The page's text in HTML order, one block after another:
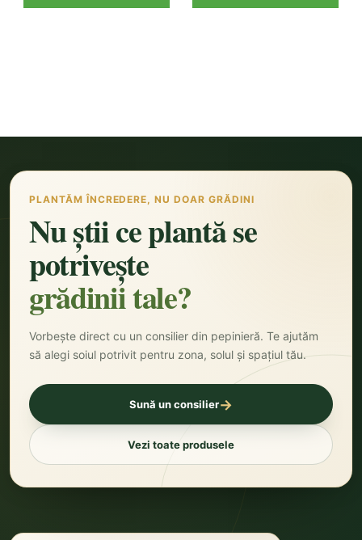
PLANTĂM ÎNCREDERE, NU DOAR GRĂDINI
Nu știi ce plantă se
potrivește
grădinii tale?
Vorbește direct cu un consilier din pepinieră. Te ajutăm
să alegi soiul potrivit pentru zona, solul și spațiul tău.
Sună un consilier→
Vezi toate produsele